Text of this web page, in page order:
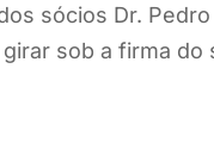
sócios Dr.
sob a firma